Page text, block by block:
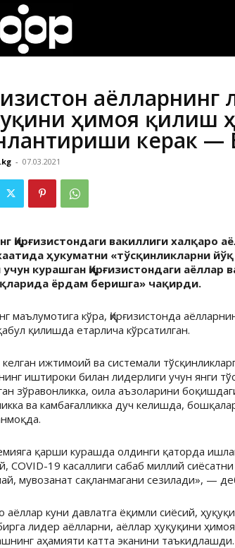
ҳимоя қилиш
керак —
- 07.03.2021
Қирғизистондаги вакиллиги халқаро
ҳукуматни «тўсқинликларни йўқ
курашган Қирғизистондаги аёллар
ёрдам беришга» чақирди.
маълумотига кўра, Қирғизистонда
қилишда етарлича кўрсатилган.
ижтимоий ва системали
иштироки билан лидерлиги учун янги
зўравонликка, оила аъзоларини
ва камбағалликка дуч келишда,
қарши курашда олдинги қаторда
COVID-19 касаллиги сабаб миллий
мувозанат сақланмагани сезилади», —
аёллар куни давлатга ёқимли сиёсий,
лидер аёлларни, аёллар ҳуқуқини
аҳамияти катта эканини таъкидлашди.